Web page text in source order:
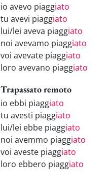
io avevo piaggiato
tu avevi piaggiato
lui/lei aveva piaggiato
noi avevamo piaggiato
voi avevate piaggiato
loro avevano piaggiato
Trapassato remoto
io ebbi piaggiato
tu avesti piaggiato
lui/lei ebbe piaggiato
noi avemmo piaggiato
voi aveste piaggiato
loro ebbero piaggiato